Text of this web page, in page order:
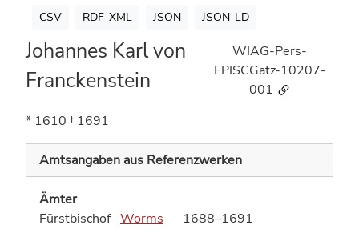
CSV RDF-XML JSON JSON-LD
Johannes Karl von
Franckenstein
WIAG-Pers-
EPISCGatz-10207-
001
* 1610 † 1691
Amtsangaben aus Referenzwerken
Ämter
Fürstbischof Worms 1688–1691